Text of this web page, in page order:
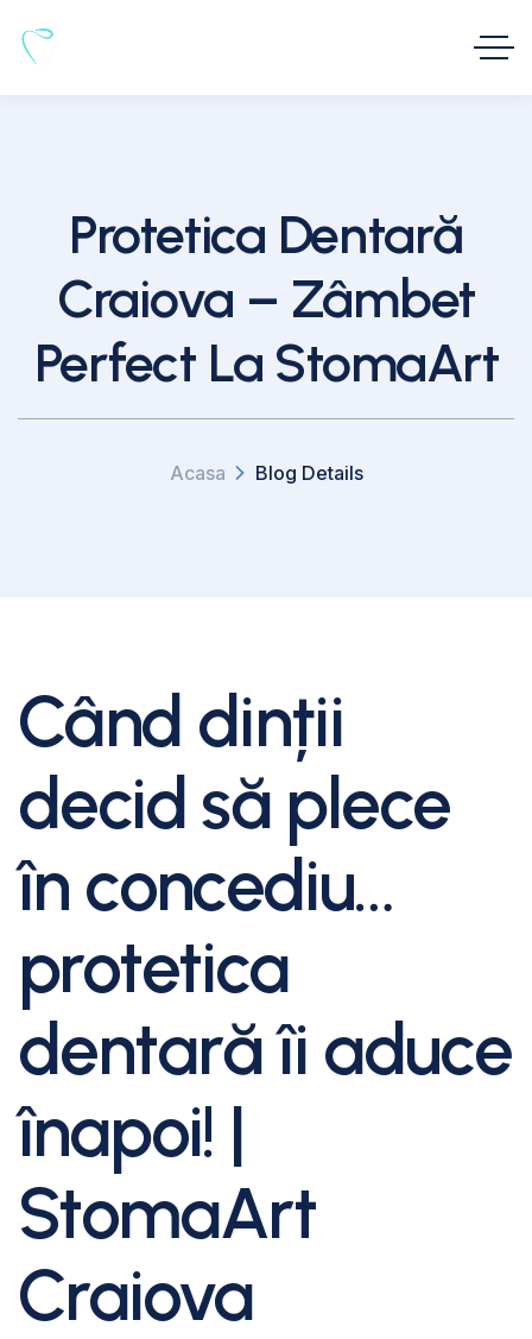
Protetica Dentară
Craiova – Zâmbet
Perfect La StomaArt
Acasa Blog Details
Când dinții
decid să plece
în concediu…
protetica
dentară îi aduce
înapoi! |
StomaArt
Craiova